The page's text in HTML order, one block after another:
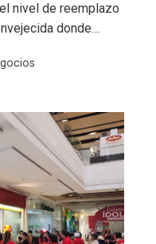
nivel de reemplazo
donde…